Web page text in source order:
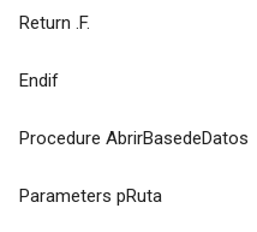
Return .F.
Endif
Procedure AbrirBasedeDatos
Parameters pRuta